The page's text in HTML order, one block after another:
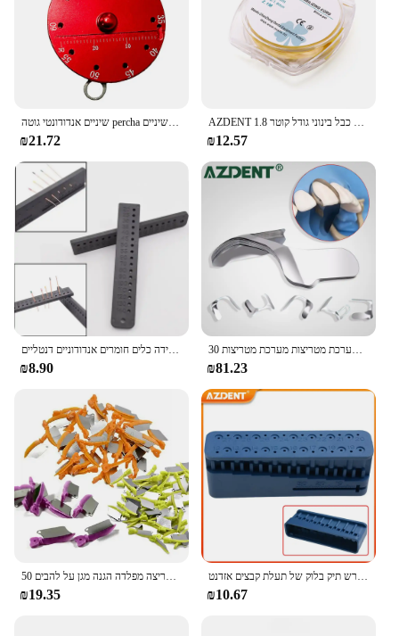
₪21.72 ₪12.57
₪8.90 ₪81.23
50 שיניים ראש הממשלה יח'\קופסא שיניים באופן קרוב לפלסטיק עם מטריצה מפלדה הגנה מגן על להבים
₪19.35
דנטלי שליט אנדודונטי שליט אנדו שורש תיק בלוק של תעלת קבצים אזדנט
₪10.67